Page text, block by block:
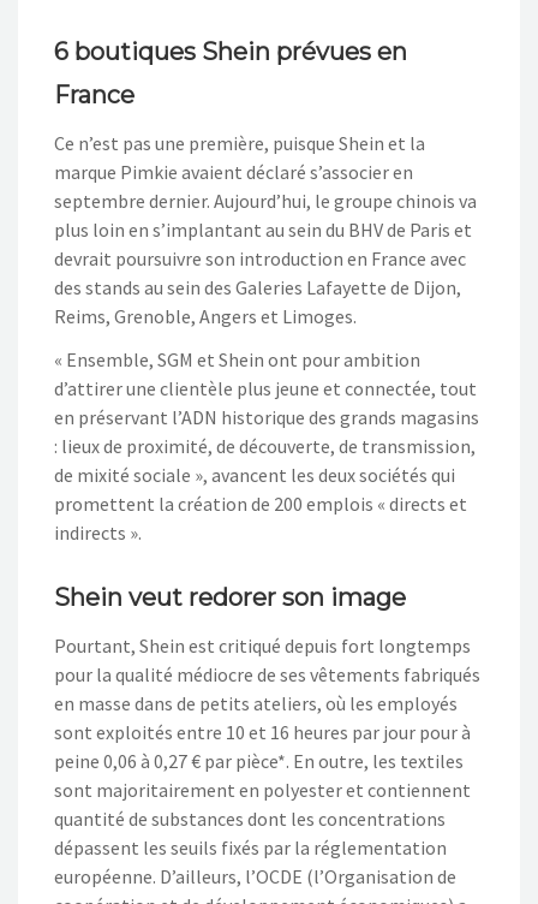
6 boutiques Shein prévues en
France
Ce n’est pas une première, puisque Shein et la
marque Pimkie avaient déclaré s’associer en
septembre dernier. Aujourd’hui, le groupe chinois va
plus loin en s’implantant au sein du BHV de Paris et
devrait poursuivre son introduction en France avec
des stands au sein des Galeries Lafayette de Dijon,
Reims, Grenoble, Angers et Limoges.
« Ensemble, SGM et Shein ont pour ambition
d’attirer une clientèle plus jeune et connectée, tout
en préservant l’ADN historique des grands magasins
: lieux de proximité, de découverte, de transmission,
de mixité sociale », avancent les deux sociétés qui
promettent la création de 200 emplois « directs et
indirects ».
Shein veut redorer son image
Pourtant, Shein est critiqué depuis fort longtemps
pour la qualité médiocre de ses vêtements fabriqués
en masse dans de petits ateliers, où les employés
sont exploités entre 10 et 16 heures par jour pour à
peine 0,06 à 0,27 € par pièce*. En outre, les textiles
sont majoritairement en polyester et contiennent
quantité de substances dont les concentrations
dépassent les seuils fixés par la réglementation
européenne. D’ailleurs, l’OCDE (l’Organisation de